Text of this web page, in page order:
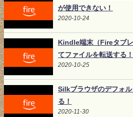
が使用できない！
2020-10-24
Kindle端末（Fireタブ
てファイルを転送する！
2020-10-25
Silkブラウザのデフォ
る！
2020-11-30